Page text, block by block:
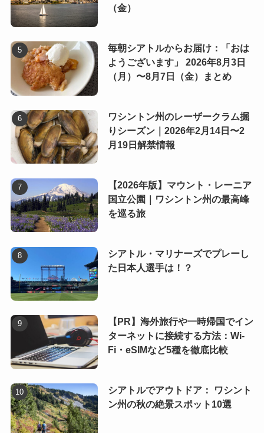
（金）
毎朝シアトルからお届け：「おは
ようございます」 2026年8月3日
（月）〜8月7日（金）まとめ
ワシントン州のレーザークラム掘
りシーズン｜2026年2月14日〜2
月19日解禁情報
【2026年版】マウント・レーニア
国立公園｜ワシントン州の最高峰
を巡る旅
シアトル・マリナーズでプレーし
た日本人選手は！？
【PR】海外旅行や一時帰国でイン
ターネットに接続する方法：Wi-
Fi・eSIMなど5種を徹底比較
シアトルでアウトドア： ワシント
ン州の秋の絶景スポット10選